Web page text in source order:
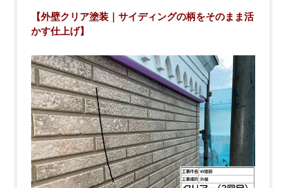
【外壁クリア塗装｜サイディングの柄をそのまま活
かす仕上げ】